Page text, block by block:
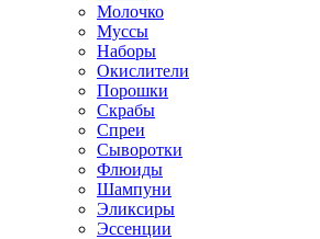
Молочко
Муссы
Наборы
Окислители
Порошки
Скрабы
Спреи
Сыворотки
Флюиды
Шампуни
Эликсиры
Эссенции